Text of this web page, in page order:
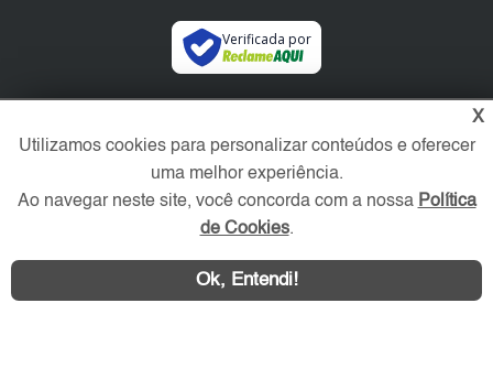
Verificada por
X
Utilizamos cookies para personalizar conteúdos e oferecer
uma melhor experiência.
Ao navegar neste site, você concorda com a nossa Política
de Cookies.
Ok, Entendi!